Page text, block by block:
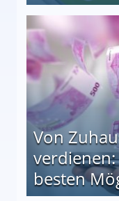
auf einen Blick
Von
besten